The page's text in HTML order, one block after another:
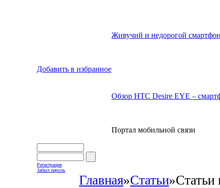
Добавить в избранное
Живучий и недорогой
Обзор HTC Desire EYE –
Портал мобильной связи
Регистрация
Забыл пароль
Главная»Статьи»Статьи